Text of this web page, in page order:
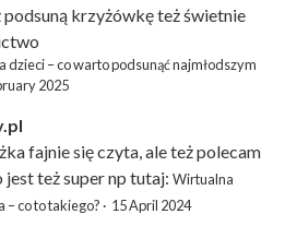
krzyżówkęteż świetnie
dzieci – co warto podsunąć najmłodszym
2025
fajnie się czyta, ale też polecam
też super np tutaj: Wirtualna
– co to takiego? · 15 April 2024